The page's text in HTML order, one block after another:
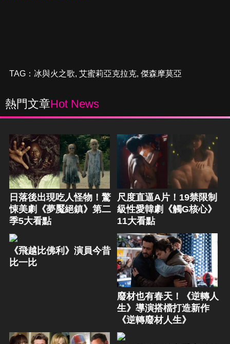
TAG： 冰與火之歌, 艾蜜莉亞克拉克, 傑森摩莫亞
熱門文章Hot News
日落後出現吃人怪物！驚
悚美劇《夢魘絕鎮》第二
季5大看點
尺度直逼A片！19禁限制
級性愛韓劇《觸G核心》
11大看點
《飛越比佛利》演員今昔
比一比
廢材也有春天！《逆轉人
生》導演搭檔打造新作
《逆轉廢材人生》